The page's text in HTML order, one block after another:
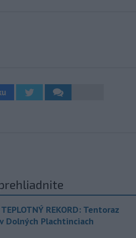
REKORD: Tentoraz
Dolných Plachtinciach